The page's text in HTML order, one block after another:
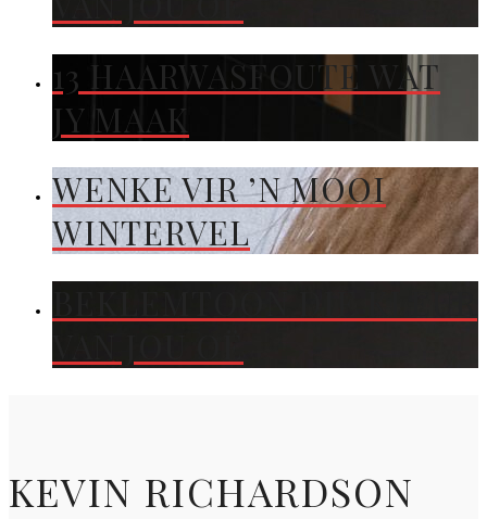
13 HAARWASFOUTE WAT
JY MAAK
WENKE VIR ’N MOOI
WINTERVEL
KEVIN RICHARDSON